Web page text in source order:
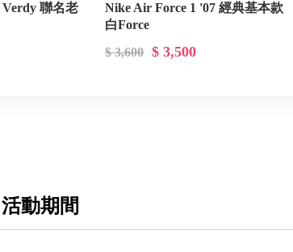
聯名老
Nike Air Force 1 '07 經典基本款
白Force
$ 3,600 $ 3,500
動期間